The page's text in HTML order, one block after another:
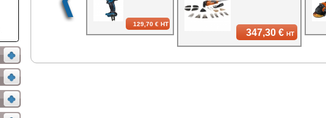
129,70 €HT
347,30 €HT